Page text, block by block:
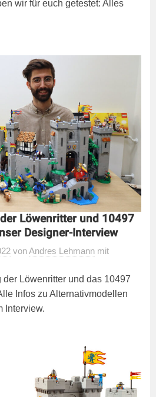
wir für euch getestet: Alles
Löwenritter und 10497
Designer-Interview
vonAndres Lehmann mit
der Löwenritter und das 10497
Infos zu Alternativmodellen
Interview.